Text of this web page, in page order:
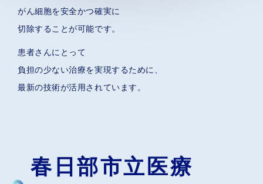
がん細胞を安全かつ確実に
切除することが可能です。
患者さんにとって
負担の少ない治療を実現するために、
最新の技術が活用されています。
春日部市立医療